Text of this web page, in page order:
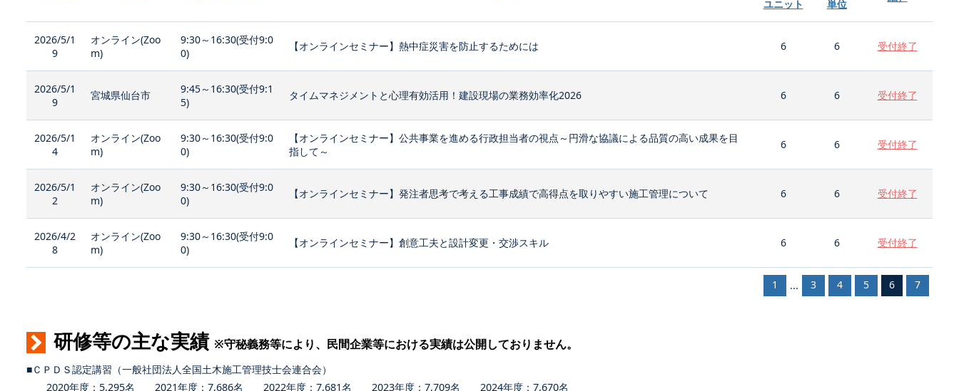
ユニット
単位
2026/5/1
9
オンライン(Zoo
m)
9:30～16:30(受付9:0
0)
【オンラインセミナー】熱中症災害を防止するためには 6 6 受付終了
2026/5/1
9
宮城県仙台市
9:45～16:30(受付9:1
5)
タイムマネジメントと心理有効活用！建設現場の業務効率化2026 6 6 受付終了
2026/5/1
4
オンライン(Zoo
m)
9:30～16:30(受付9:0
0)
【オンラインセミナー】公共事業を進める行政担当者の視点～円滑な協議による品質の高い成果を目
指して～
6 6 受付終了
2026/5/1
2
オンライン(Zoo
m)
9:30～16:30(受付9:0
0)
【オンラインセミナー】発注者思考で考える工事成績で高得点を取りやすい施工管理について 6 6 受付終了
2026/4/2
8
オンライン(Zoo
m)
9:30～16:30(受付9:0
0)
【オンラインセミナー】創意工夫と設計変更・交渉スキル 6 6 受付終了
1 ... 3 4 5 6 7
研修等の主な実績 ※守秘義務等により、民間企業等における実績は公開しておりません。
■ＣＰＤＳ認定講習（一般社団法人全国土木施工管理技士会連合会）
2020年度：5,295名 2021年度：7,686名 2022年度：7,681名 2023年度：7,709名 2024年度：7,670名